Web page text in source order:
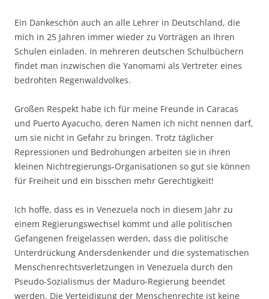
Ein Dankeschön auch an alle Lehrer in Deutschland, die
mich in 25 Jahren immer wieder zu Vorträgen an Ihren
Schulen einladen. In mehreren deutschen Schulbüchern
findet man inzwischen die Yanomami als Vertreter eines
bedrohten Regenwaldvolkes.
Großen Respekt habe ich für meine Freunde in Caracas
und Puerto Ayacucho, deren Namen ich nicht nennen darf,
um sie nicht in Gefahr zu bringen. Trotz täglicher
Repressionen und Bedrohungen arbeiten sie in ihren
kleinen Nichtregierungs-Organisationen so gut sie können
für Freiheit und ein bisschen mehr Gerechtigkeit!
Ich hoffe, dass es in Venezuela noch in diesem Jahr zu
einem Regierungswechsel kommt und alle politischen
Gefangenen freigelassen werden, dass die politische
Unterdrückung Andersdenkender und die systematischen
Menschenrechtsverletzungen in Venezuela durch den
Pseudo-Sozialismus der Maduro-Regierung beendet
werden. Die Verteidigung der Menschenrechte ist keine